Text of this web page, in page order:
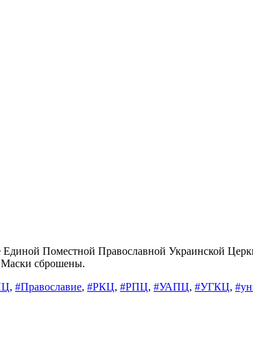
Поместной Православной Украинской
Маски сброшены.
, #Православие, #РКЦ, #РПЦ, #УАПЦ, #УГКЦ,